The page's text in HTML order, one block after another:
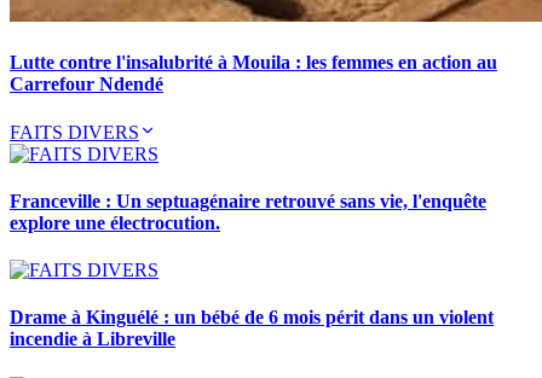
Lutte contre l'insalubrité à Mouila : les femmes en action au
Carrefour Ndendé
FAITS DIVERS
Franceville : Un septuagénaire retrouvé sans vie, l'enquête
explore une électrocution.
Drame à Kinguélé : un bébé de 6 mois périt dans un violent
incendie à Libreville